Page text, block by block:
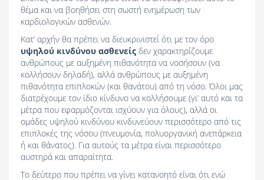
θέμα και να βοηθήσει στη σωστή ενημέρωση των
καρδιολογικών ασθενών.
Κατ’ αρχήν θα πρέπει να διευκρινιστεί ότι με τον όρο
υψηλού κινδύνου ασθενείς δεν χαρακτηρίζουμε
ανθρώπους με αυξημένη πιθανότητα να νοσήσουν (να
κολλήσουν δηλαδή), αλλά ανθρώπους με αυξημένη
πιθανότητα επιπλοκών (και θανάτου) από τη νόσο. Όλοι μας
διατρέχουμε τον ίδιο κίνδυνο να κολλήσουμε (γι’ αυτό και τα
μέτρα που εφαρμόζονται ισχύουν για όλους), αλλά οι
ομάδες υψηλού κινδύνου κινδυνεύουν περισσότερο από τις
επιπλοκές της νόσου (πνευμονία, πολυοργανική ανεπάρκεια
ή και θάνατος). Για αυτούς τα μέτρα είναι περισσότερο
αυστηρά και απαραίτητα.
Το δεύτερο που πρέπει να γίνει κατανοητό είναι ότι ενώ